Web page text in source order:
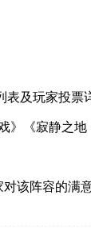
及玩家投票
》《寂静之
该阵容的满